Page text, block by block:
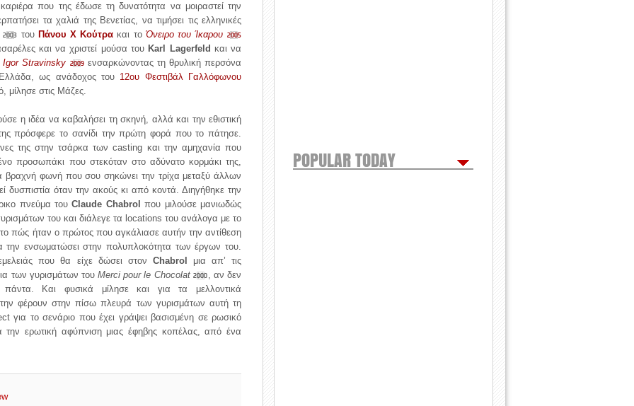
που της έδωσε τη δυνατότητα να μοιραστεί την
τα χαλιά της Βενετίας, να τιμήσει τις ελληνικές
2003 του Πάνου Χ Κούτρα και το Όνειρο του Ίκαρου 2005
και να χριστεί μούσα του Karl Lagerfeld και να
Igor Stravinsky 2009 ενσαρκώνοντας τη θρυλική περσόνα
ως ανάδοχος του 12ου Φεστιβάλ Γαλλόφωνου
μίλησε στις Μάζες.
η ιδέα να καβαλήσει τη σκηνή, αλλά και την εθιστική
πρόσφερε το σανίδι την πρώτη φορά που το πάτησε.
της στην τσάρκα των casting και την αμηχανία που
προσωπάκι που στεκόταν στο αδύνατο κορμάκι της,
βραχνή φωνή που σου σηκώνει την τρίχα μεταξύ άλλων
δυσπιστία όταν την ακούς κι από κοντά. Διηγήθηκε την
πνεύμα τουClaude Chabrol που μιλούσε μανιωδώς
του και διάλεγε τα locations του ανάλογα με το
το πώς ήταν ο πρώτος που αγκάλιασε αυτήν την αντίθεση
την ενσωματώσει στην πολυπλοκότητα των έργων του.
που θα είχε δώσει στον Chabrol
μια απ’ τις
των γυρισμάτων τουMerci pour le Chocolat 2000, αν δεν
πάντα. Και φυσικά μίλησε και για τα μελλοντικά
φέρουν στην πίσω πλευρά των γυρισμάτων αυτή τη
για το σενάριο που έχει γράψει βασισμένη σε ρωσικό
ερωτική αφύπνιση μιας έφηβης κοπέλας, από ένα
POPULAR TODAY